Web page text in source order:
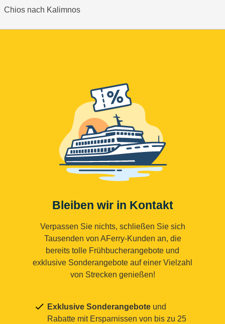
Chios nach Kalimnos
Bleiben wir in Kontakt
Verpassen Sie nichts, schließen Sie sich
Tausenden von AFerry-Kunden an, die
bereits tolle Frühbucherangebote und
exklusive Sonderangebote auf einer Vielzahl
von Strecken genießen!
Exklusive Sonderangebote und
Rabatte mit Ersparnissen von bis zu 25